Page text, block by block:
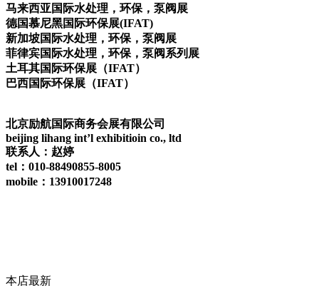
马来西亚国际水处理，环保，泵阀展
德国慕尼黑国际环保展(IFAT)
新加坡国际水处理，环保，泵阀展
菲律宾国际水处理，环保，泵阀系列展
土耳其国际环保展（IFAT）
巴西国际环保展（IFAT）
北京励航国际商务会展有限公司
beijing lihang int’l exhibitioin co., ltd
联系人：赵婷
tel：010-88490855-8005
mobile：13910017248
本店最新